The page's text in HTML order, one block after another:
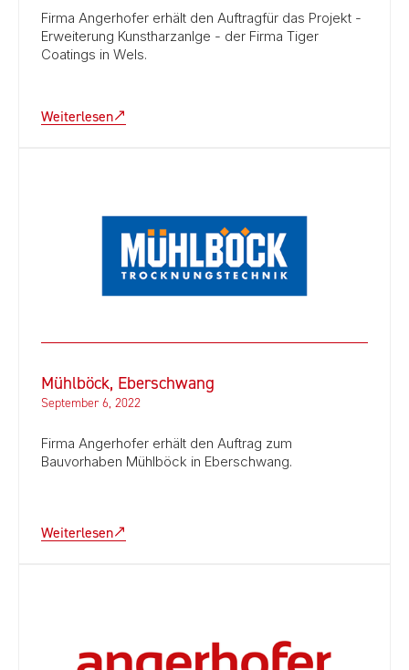
Firma Angerhofer erhält den Auftragfür das Projekt -
Erweiterung Kunstharzanlge - der Firma Tiger
Coatings in Wels.
Weiterlesen
Mühlböck, Eberschwang
September 6, 2022
Firma Angerhofer erhält den Auftrag zum
Bauvorhaben Mühlböck in Eberschwang.
Weiterlesen